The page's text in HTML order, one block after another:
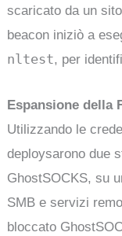
scaricato da un
beacon iniziò a
nltest, per
Espansione della
Utilizzando le
deploysarono due
GhostSOCKS, su
SMB e servizi
bloccato